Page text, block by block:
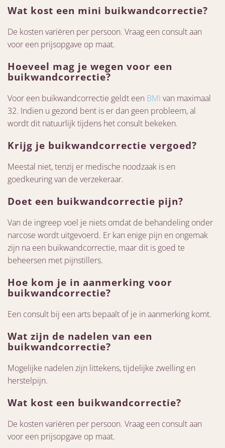
Wat kost een mini buikwandcorrectie?
De kosten variëren per persoon. Vraag een consult aan
voor een prijsopgave op maat.
Hoeveel mag je wegen voor een
buikwandcorrectie?
Voor een buikwandcorrectie geldt een BMI van maximaal
32. Indien u gezond bent is er dan geen probleem, al
wordt dit natuurlijk tijdens het consult bekeken.
Krijg je buikwandcorrectie vergoed?
Meestal niet, tenzij er medische noodzaak is en
goedkeuring van de verzekeraar.
Doet een buikwandcorrectie pijn?
Van de ingreep voel je niets omdat de behandeling onder
narcose wordt uitgevoerd. Er kan enige pijn en ongemak
zijn na een buikwandcorrectie, maar dit is goed te
beheersen met pijnstillers.
Hoe kom je in aanmerking voor
buikwandcorrectie?
Een consult bij een arts bepaalt of je in aanmerking komt.
Wat zijn de nadelen van een
buikwandcorrectie?
Mogelijke nadelen zijn littekens, tijdelijke zwelling en
herstelpijn.
Wat kost een buikwandcorrectie?
De kosten variëren per persoon. Vraag een consult aan
voor een prijsopgave op maat.